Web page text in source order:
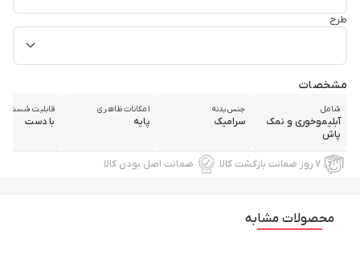
طرح
مشخصات
شامل
آبلیموخوری و نمک
پاش
جنس بدنه
سرامیک
امکانات ظاهری
پایه
قابلیت
با دست
۷ روز ضمانت بازگشت کالا ضمانت اصل بودن کالا
محصولات مشابه